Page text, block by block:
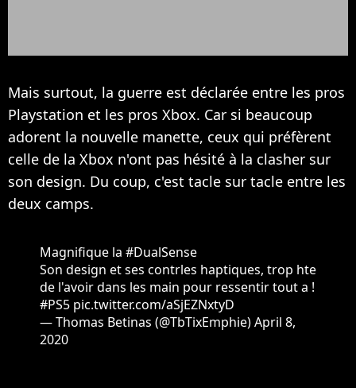
Mais surtout, la guerre est déclarée entre les pros
Playstation et les pros Xbox. Car si beaucoup
adorent la nouvelle manette, ceux qui préfèrent
celle de la Xbox n'ont pas hésité à la clasher sur
son design. Du coup, c'est tacle sur tacle entre les
deux camps.
Magnifique la #DualSense
Son design et ses contrles haptiques, trop hte
de l'avoir dans les main pour ressentir tout a !
#PS5 pic.twitter.com/aSjEZNxtyD
— Thomas Betinas (@TbTixEmphie)April 8,
2020